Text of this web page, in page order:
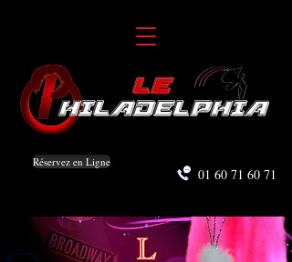
Réservez en Ligne
01 60 71 60 71